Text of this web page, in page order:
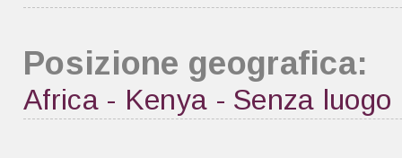
Posizione geografica:
Africa - Kenya - Senza